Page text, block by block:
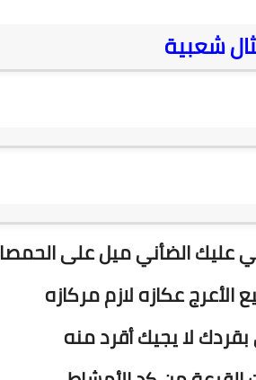
شعبية
عليك الضأني ميل على
الأعرجعكازه لازم مركازه
لا يجيك أقرد منه